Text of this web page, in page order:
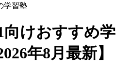
学習塾
向けおすすめ学
年8月最新】